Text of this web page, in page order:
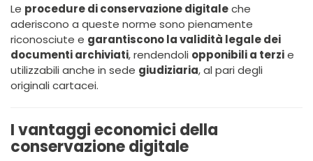
Le procedure di conservazione digitaleche
aderiscono a queste norme sono pienamente
riconosciute e garantiscono la validità legale dei
documenti archiviati, rendendoli opponibili a terzie
utilizzabili anche in sede giudiziaria, al pari degli
originali cartacei.
I vantaggi economici della
conservazione digitale